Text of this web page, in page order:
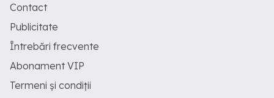
Contact
Publicitate
Întrebări frecvente
Abonament VIP
Termeni și condiții